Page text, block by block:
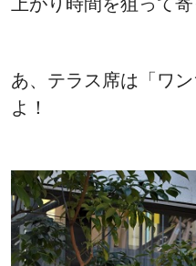
あ、テラス席は「ワ
よ！